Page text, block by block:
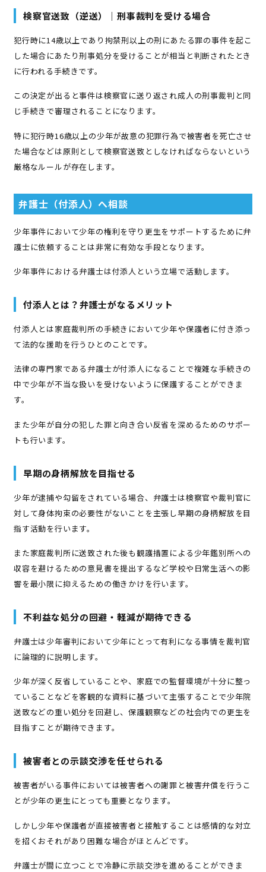
検察官送致（逆送）｜刑事裁判を受ける場合
犯行時に14歳以上であり拘禁刑以上の刑にあたる罪の事件を起こ
した場合にあたり刑事処分を受けることが相当と判断されたとき
に行われる手続きです。
この決定が出ると事件は検察官に送り返され成人の刑事裁判と同
じ手続きで審理されることになります。
特に犯行時16歳以上の少年が故意の犯罪行為で被害者を死亡させ
た場合などは原則として検察官送致としなければならないという
厳格なルールが存在します。
弁護士（付添人）へ相談
少年事件において少年の権利を守り更生をサポートするために弁
護士に依頼することは非常に有効な手段となります。
少年事件における弁護士は付添人という立場で活動します。
付添人とは？弁護士がなるメリット
付添人とは家庭裁判所の手続きにおいて少年や保護者に付き添っ
て法的な援助を行うひとのことです。
法律の専門家である弁護士が付添人になることで複雑な手続きの
中で少年が不当な扱いを受けないように保護することができま
す。
また少年が自分の犯した罪と向き合い反省を深めるためのサポー
トも行います。
早期の身柄解放を目指せる
少年が逮捕や勾留をされている場合、弁護士は検察官や裁判官に
対して身体拘束の必要性がないことを主張し早期の身柄解放を目
指す活動を行います。
また家庭裁判所に送致された後も観護措置による少年鑑別所への
収容を避けるための意見書を提出するなど学校や日常生活への影
響を最小限に抑えるための働きかけを行います。
不利益な処分の回避・軽減が期待できる
弁護士は少年審判において少年にとって有利になる事情を裁判官
に論理的に説明します。
少年が深く反省していることや、家庭での監督環境が十分に整っ
ていることなどを客観的な資料に基づいて主張することで少年院
送致などの重い処分を回避し、保護観察などの社会内での更生を
目指すことが期待できます。
被害者との示談交渉を任せられる
被害者がいる事件においては被害者への謝罪と被害弁償を行うこ
とが少年の更生にとっても重要となります。
しかし少年や保護者が直接被害者と接触することは感情的な対立
を招くおそれがあり困難な場合がほとんどです。
弁護士が間に立つことで冷静に示談交渉を進めることができま